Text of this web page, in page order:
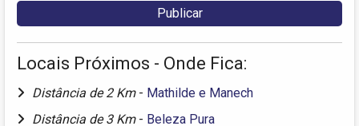
Locais Próximos - Onde Fica:
Distância de 2 Km - Mathilde e Manech
Distância de 3 Km - Beleza Pura